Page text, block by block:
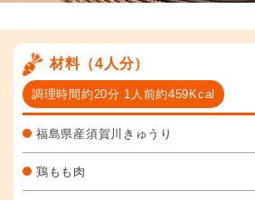
材料（4人分）
調理時間約20分 1人前約459Kcal
福島県産須賀川きゅうり
鶏もも肉